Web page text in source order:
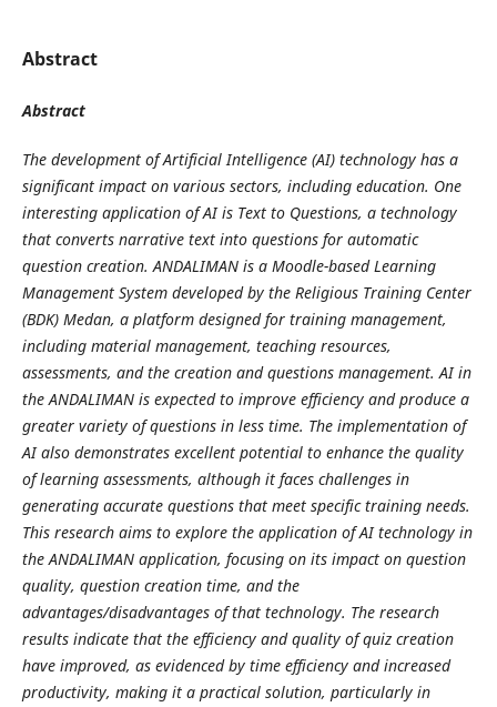
Abstract
Abstract
The development of Artificial Intelligence (AI) technology has a
significant impact on various sectors, including education. One
interesting application of AI is Text to Questions, a technology
that converts narrative text into questions for automatic
question creation. ANDALIMAN is a Moodle-based Learning
Management System developed by the Religious Training Center
(BDK) Medan, a platform designed for training management,
including material management, teaching resources,
assessments, and the creation and questions management. AI in
the ANDALIMAN is expected to improve efficiency and produce a
greater variety of questions in less time. The implementation of
AI also demonstrates excellent potential to enhance the quality
of learning assessments, although it faces challenges in
generating accurate questions that meet specific training needs.
This research aims to explore the application of AI technology in
the ANDALIMAN application, focusing on its impact on question
quality, question creation time, and the
advantages/disadvantages of that technology. The research
results indicate that the efficiency and quality of quiz creation
have improved, as evidenced by time efficiency and increased
productivity, making it a practical solution, particularly in